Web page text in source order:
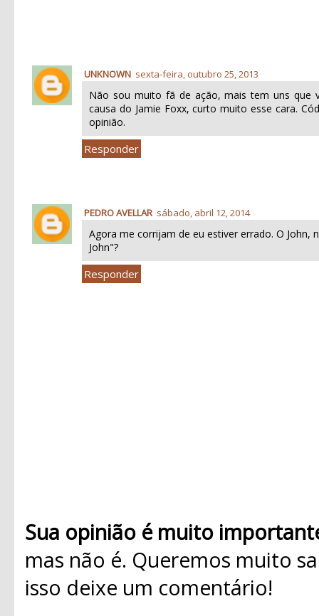
UNKNOWN sexta-feira, outubro 25, 2013
Não sou muito fã de ação, mais tem uns que
causa do Jamie Foxx, curto muito esse cara.
opinião.
Responder
PEDRO AVELLAR sábado, abril 12, 2014
Agora me corrijam de eu estiver errado. O John,
John"?
Responder
Sua opinião é muito
mas não é. Queremos muito
isso deixe um comentário!